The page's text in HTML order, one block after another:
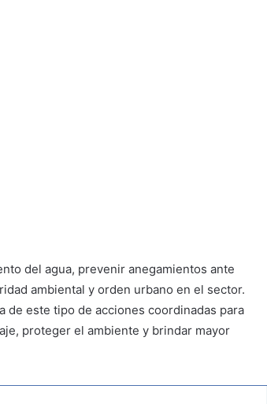
del agua, prevenir anegamientos ante
ambiental y orden urbano en el sector.
este tipo de acciones coordinadas para
proteger el ambiente y brindar mayor